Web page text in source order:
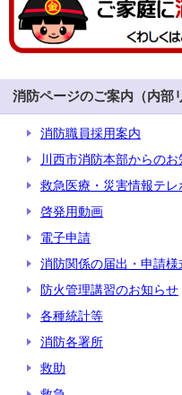
消防ページのご案内（内部
消防職員採用案内
川西市消防本部からのお
救急医療・災害情報テレ
啓発用動画
電子申請
消防関係の届出・申請
防火管理講習のお知らせ
各種統計等
消防各署所
救助